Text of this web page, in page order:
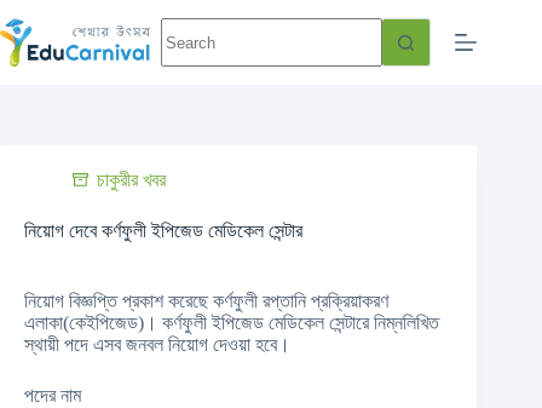
চাকুরীর খবর
নিয়োগ দেবে কর্ণফুলী ইপিজেড মেডিকেল সেন্টার
নিয়োগ বিজ্ঞপ্তি প্রকাশ করেছে কর্ণফুলী রপ্তানি প্রক্রিয়াকরণ
এলাকা(কেইপিজেড)। কর্ণফুলী ইপিজেড মেডিকেল সেন্টারে নিম্নলিখিত
স্থায়ী পদে এসব জনবল নিয়োগ দেওয়া হবে।
পদের নাম